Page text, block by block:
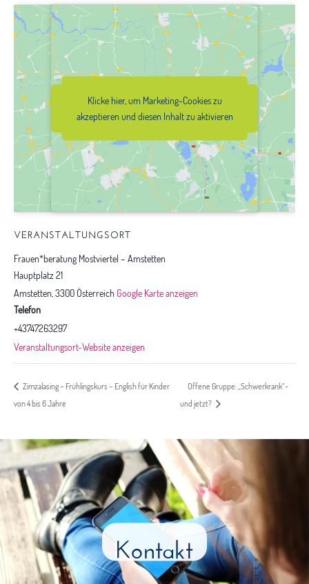
VERANSTALTUNGSORT
Frauen*beratung Mostviertel – Amstetten
Hauptplatz 21
Amstetten 3300 Österreich Google Karte anzeigen
Telefon
+43747263297
Veranstaltungsort-Website anzeigen
akzeptieren und diesen Inhalt zu
aktivieren
Klicke hier, um Marketing-Cookies zu
akzeptieren und diesen Inhalt zu aktivieren
Zimzalasing – Frühlingskurs – English für Kinder
von 4 bis 6 Jahre
Offene Gruppe: „Schwerkrank“-
und jetzt?
Kontakt